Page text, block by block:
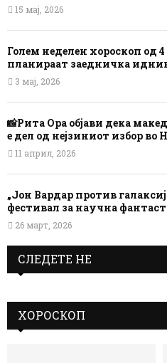
15 мај, 2026
Голем неделен хороскоп од
планираат заедничка
3 мај, 2026
📸Рита Ора објави дека
е дел од нејзиниот избор во
11 април, 2026
„Јон Вардар против
фестивал за научна
26 март, 2026
СЛЕДЕТЕ НЕ
ХОРОСКОП